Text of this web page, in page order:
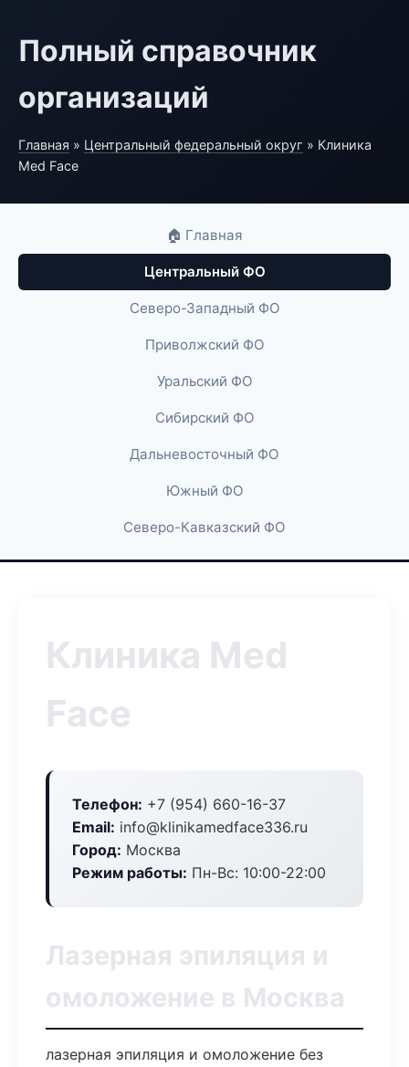
Полный справочник
организаций
Главная » Центральный федеральный округ » Клиника
Med Face
🏠 Главная
Центральный ФО
Северо-Западный ФО
Приволжский ФО
Уральский ФО
Сибирский ФО
Дальневосточный ФО
Южный ФО
Северо-Кавказский ФО
Клиника Med
Face
Телефон: +7 (954) 660-16-37
Email: info@klinikamedface336.ru
Город: Москва
Режим работы: Пн-Вс: 10:00-22:00
Лазерная эпиляция и
омоложение в Москва
лазерная эпиляция и омоложение без